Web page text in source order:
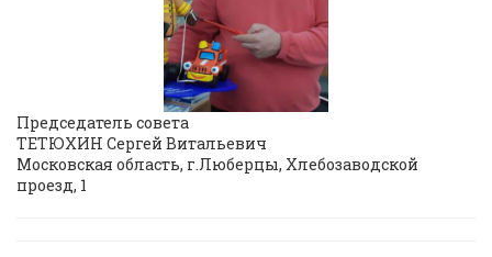
Председатель совета
ТЕТЮХИН Сергей Витальевич
Московская область, г.Люберцы, Хлебозаводской
проезд, 1